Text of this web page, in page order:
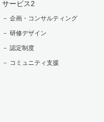
サービス2
－ 企画・コンサルティング
－ 研修デザイン
－ 認定制度
－ コミュニティ支援